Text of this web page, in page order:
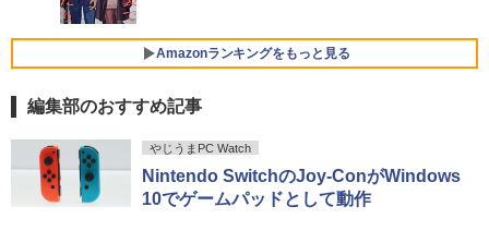
キーボード 14.1型 Intel Celeron メモリ
8GB SSD1TB(最大) 大容量バッテリービ
【最新Office2024】ノートパソコン 中古
￥6,570
Xiaomi シャオミ REDMI Buds 8 Lite ワイヤ
レスイヤホン Bluetooth 5.4 ノイズキャンセ
￥998
Amazonランキングをもっと見る
編集部のおすすめ記事
やじうまPC Watch
Nintendo SwitchのJoy-ConがWindows
10でゲームパッドとして動作